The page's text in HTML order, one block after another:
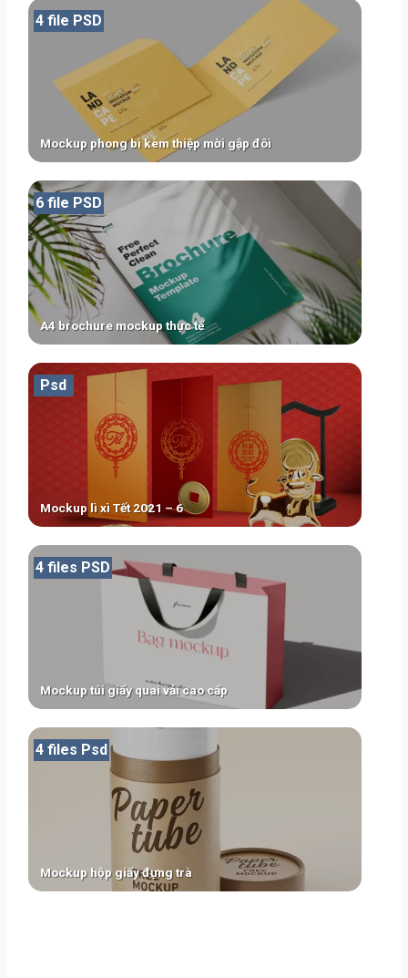
Mockup phong bì kèm thiệp mời gập đôi
4 file PSD
A4 brochure mockup thực tế
6 file PSD
Mockup lì xì Tết 2021 – 6
Psd
Mockup túi giấy quai vải cao cấp
4 files PSD
Mockup hộp giấy đựng trà
4 files Psd